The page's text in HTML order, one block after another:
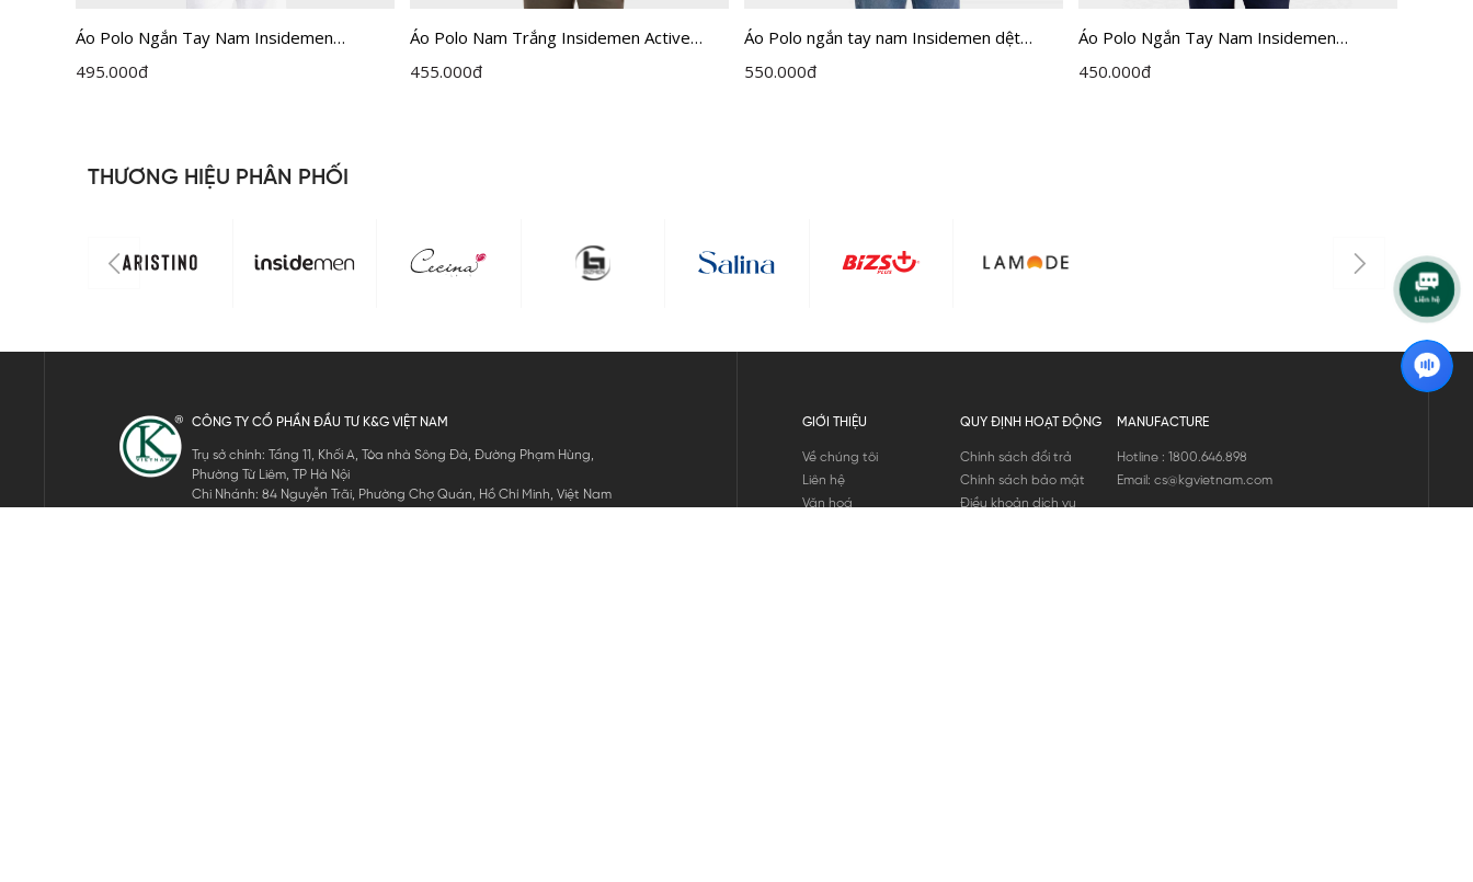
Áo Polo Ngắn Tay Nam Insidemen
Regular IPS212AH0
495.000đ
Áo Polo Nam Trắng Insidemen Active
Recycle Polyester IPS108EDP01
455.000đ
Áo Polo ngắn tay nam Insidemen dệt
Jacquard cổ dán cao cấp dáng Regular Fit
IPS121MAH0
550.000đ
Áo Polo Ngắn Tay Nam Insidemen
Regular IPS215AH0
450.000đ
THƯƠNG HIỆU PHÂN PHỐI
CÔNG TY CỔ PHẦN ĐẦU TƯ K&G VIỆT NAM
Trụ sở chính: Tầng 11, Khối A, Tòa nhà Sông Đà, Đường Phạm Hùng,
Phường Từ Liêm, TP Hà Nội
Chi Nhánh: 84 Nguyễn Trãi, Phường Chợ Quán, Hồ Chí Minh, Việt Nam
GIỚI THIỆU
Về chúng tôi
Liên hệ
Văn hoá
QUY ĐỊNH HOẠT ĐỘNG
Chính sách đổi trả
Chính sách bảo mật
Điều khoản dịch vụ
MANUFACTURE
Hotline : 1800.646.898
Email: cs@kgvietnam.com